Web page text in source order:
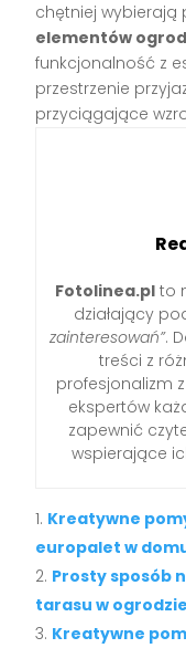
chętniej wybierają
elementów
funkcjonalność z
przestrzenie
przyciągające
Fotolinea.pl to
działający
zainteresowań”.
treści z
profesjonalizm
ekspertów
zapewnić
wspierające
Kreatywne
europalet w
Prosty sposób
tarasu w ogrodzie
Kreatywne